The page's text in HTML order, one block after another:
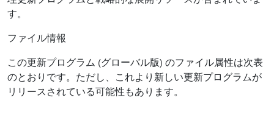
す。
ファイル情報
この更新プログラム (グローバル版) のファイル属性は次表
のとおりです。ただし、これより新しい更新プログラムが
リリースされている可能性もあります。